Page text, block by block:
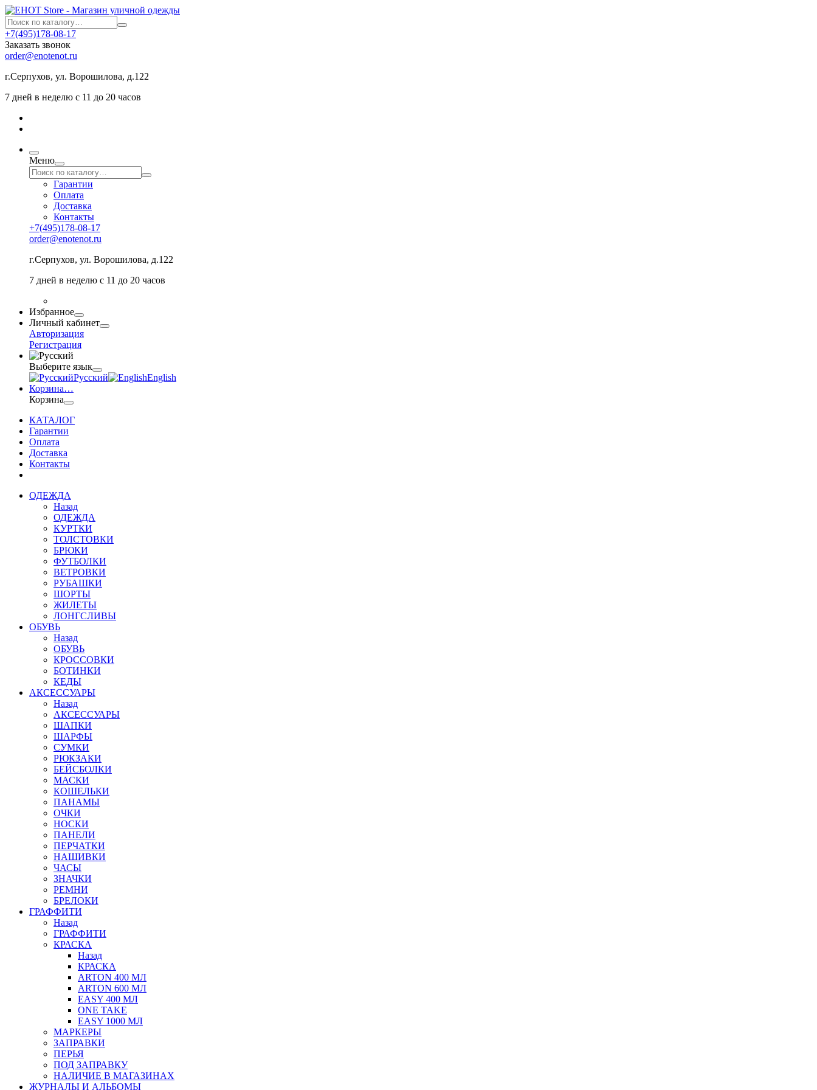
+7(495)178-08-17
Заказать звонок
order@enotenot.ru
г.Серпухов, ул. Ворошилова, д.122
7 дней в неделю с 11 до 20 часов
Меню
Гарантии
Оплата
Доставка
Контакты
+7(495)178-08-17
order@enotenot.ru
г.Серпухов, ул. Ворошилова, д.122
7 дней в неделю с 11 до 20 часов
Избранное
Личный кабинет
Авторизация
Регистрация
Выберите язык
Русский
English
Корзина…
Корзина
КАТАЛОГ
Гарантии
Оплата
Доставка
Контакты
ОДЕЖДА
Назад
ОДЕЖДА
КУРТКИ
ТОЛСТОВКИ
БРЮКИ
ФУТБОЛКИ
ВЕТРОВКИ
РУБАШКИ
ШОРТЫ
ЖИЛЕТЫ
ЛОНГСЛИВЫ
ОБУВЬ
Назад
ОБУВЬ
КРОССОВКИ
БОТИНКИ
КЕДЫ
АКСЕССУАРЫ
Назад
АКСЕССУАРЫ
ШАПКИ
ШАРФЫ
СУМКИ
РЮКЗАКИ
БЕЙСБОЛКИ
МАСКИ
КОШЕЛЬКИ
ПАНАМЫ
ОЧКИ
НОСКИ
ПАНЕЛИ
ПЕРЧАТКИ
НАШИВКИ
ЧАСЫ
ЗНАЧКИ
РЕМНИ
БРЕЛОКИ
ГРАФФИТИ
Назад
ГРАФФИТИ
КРАСКА
Назад
КРАСКА
ARTON 400 МЛ
ARTON 600 МЛ
EASY 400 МЛ
ONE TAKE
EASY 1000 МЛ
МАРКЕРЫ
ЗАПРАВКИ
ПЕРЬЯ
ПОД ЗАПРАВКУ
НАЛИЧИЕ В МАГАЗИНАХ
ЖУРНАЛЫ И АЛЬБОМЫ